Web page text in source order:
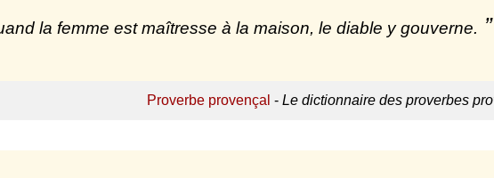
la femme est maîtresse à la maison, le diable y gouverne.
Proverbe provençal - Le dictionnaire des proverbes